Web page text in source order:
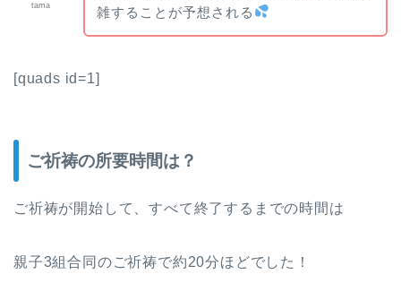
tama
雑することが予想される
[quads id=1]
ご祈祷の所要時間は？
ご祈祷が開始して、すべて終了するまでの時間は
親子3組合同のご祈祷で約20分ほどでした！